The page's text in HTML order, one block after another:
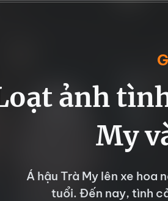
ảnh
My
Á hậu Trà My lên xe hoa
tuổi. Đến nay, tình